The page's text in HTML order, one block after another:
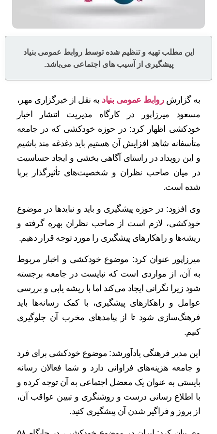
این مطلب تهیه و تنظیم شده توسط روابط عمومی بنیاد
پیشگیری از آسیب های اجتماعی می‌باشد.
به گزارشروابط عمومی بنیاد به نقل از خبرگزاری مهر،
مسعود میرزاپور در کارگاه مدیریت انتشار اخبار
خودکشی اظهار کرد: در حوزه خودکشی که در جامعه
متأسفانه شاهد افزایش آن هستیم باید دغدغه مند باشیم
و این رویداد در راستای آگاهی بخشی و ایجاد حساسیت
در میان صاحب نظران و شخصیت‌های تأثیرگذار برپا
شده است.
وی افزود: در حوزه پیشگیری و باید و نبایدها در موضوع
خودکشی، لازم است از صاحب نظران بهره گرفته و
ریشه‌ها و راهکارهای پیشگیری را مورد توجه قرار دهیم.
میرزاپور عنوان کرد: موضوع خودکشی و اخبار مربوط
به آن، از مواردی است که نبایست در جامعه برجسته
شود زیرا نگرانی ایجاد می‌کند اما با ریشه یابی و بررسی
عوامل و راهکارهای پیشگیری، با کمک رسانه‌ها باید
فرهنگ‌سازی شود تا از پیامدهای مخرب آن جلوگیری
کنیم.
این مدیر فرهنگی یادآورشد: موضوع خودکشی برای فرد
و جامعه هزینه‌های فراوانی دارد و شما فعالان رسانه
بایستی به عنوان یک معضل اجتماعی به آن توجه کرده و
با اطلاع رسانی درست و روشنگری و تبیین عواقب آن،
از بروز و فراگیر شدن آن پیشگیری کنید.